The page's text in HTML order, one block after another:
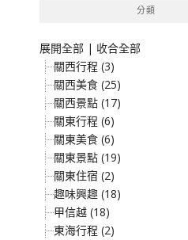
分類
展開全部 | 收合全部
關西行程 (3)
關西美食 (25)
關西景點 (17)
關東行程 (6)
關東美食 (6)
關東景點 (19)
關東住宿 (2)
趣味興趣 (18)
甲信越 (18)
東海行程 (2)